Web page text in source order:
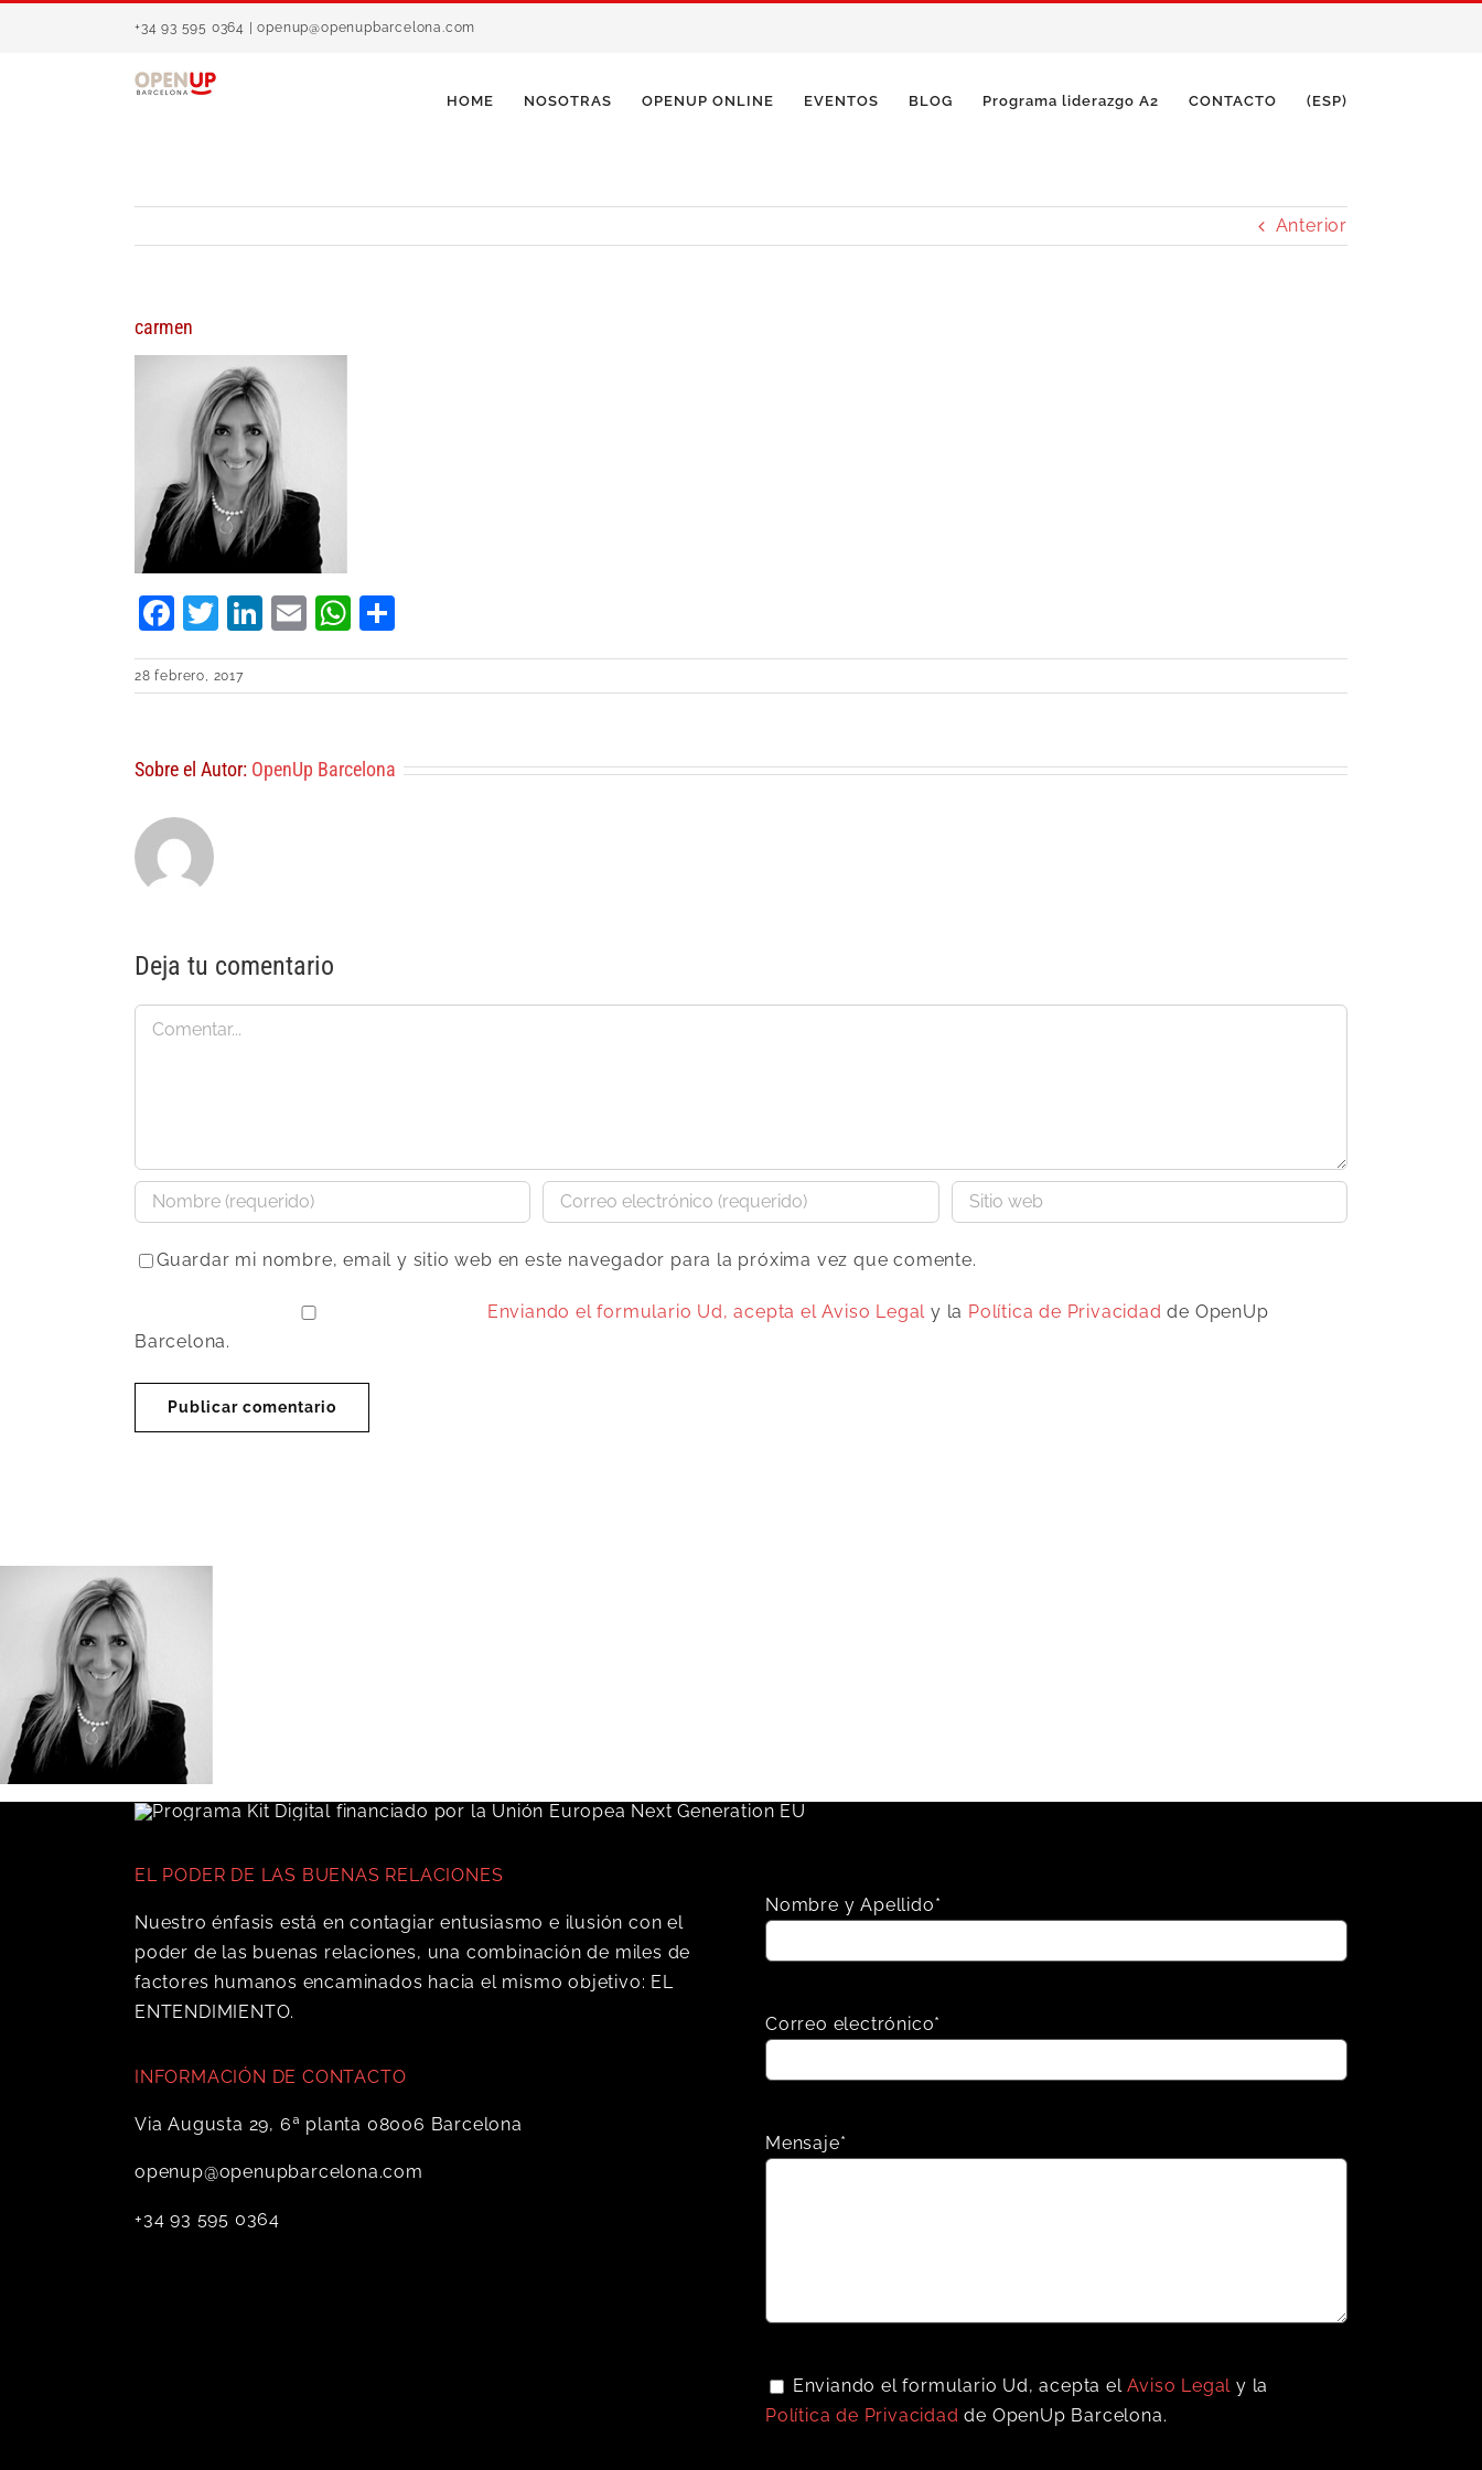
+34 93 595 0364 | openup@openupbarcelona.com
HOME NOSOTRAS OPENUP ONLINE EVENTOS BLOG Programa liderazgo A2 CONTACTO (ESP)
Anterior
carmen
Facebook
Twitter
LinkedIn
EmailWhatsApp
28 febrero, 2017
Sobre el Autor: OpenUp Barcelona
Deja tu comentario
Comentar
Guardar mi nombre, email y sitio web en este navegador para la próxima vez que comente.
Enviando el formulario Ud, acepta elAviso Legal y la Política de Privacidad de OpenUp
Barcelona.
EL PODER DE LAS BUENAS RELACIONES
Nuestro énfasis está en contagiar entusiasmo e ilusión con el
poder de las buenas relaciones, una combinación de miles de
factores humanos encaminados hacia el mismo objetivo: EL
ENTENDIMIENTO.
INFORMACIÓN DE CONTACTO
Via Augusta 29, 6ª planta 08006 Barcelona
openup@openupbarcelona.com
+34 93 595 0364
Nombre y Apellido*
Correo electrónico*
Mensaje*
Enviando el formulario Ud, acepta elAviso Legal y la
Política de Privacidad de OpenUp Barcelona.